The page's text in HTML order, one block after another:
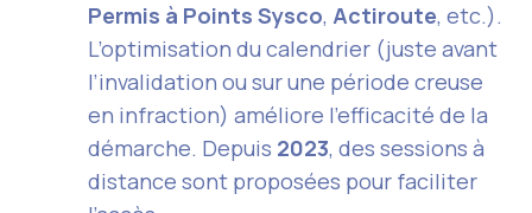
Permis à Points Sysco, Actiroute, etc.).
L’optimisation du calendrier (juste avant
l’invalidation ou sur une période creuse
en infraction) améliore l’efficacité de la
démarche. Depuis 2023, des sessions à
distance sont proposées pour faciliter